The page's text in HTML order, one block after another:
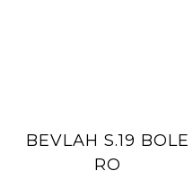
BEVLAH S.19 BOLE
RO